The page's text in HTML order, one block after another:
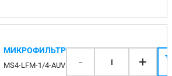
МИКРОФИЛЬТР
MS4-LFM-1/4-AUV
- 1 +